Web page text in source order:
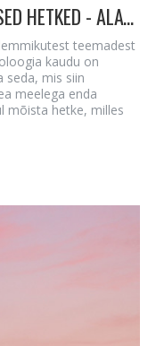
SEPTEMBRI OLULISED KOSMILISED HETKED - ALATES 13.09 PALLAS KAALUDES JA VESTA VÄHIS
teemadest
kaudu on
seda, mis siin
meelega enda
mõista hetke, milles